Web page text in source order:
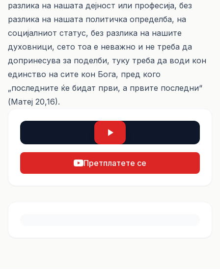
разлика на нашата дејност или професија, без
разлика на нашата политичка определба, на
социјалниот статус, без разлика на нашите
духовници, сето тоа е неважно и не треба да
допринесува за поделби, туку треба да води кон
единство на сите кон Бога, пред кого
„последните ќе бидат први, а првите последни“
(Матеј 20,16).
Претплатете се